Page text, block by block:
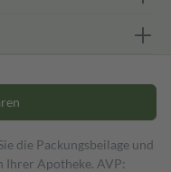
die Packungsbeilage und
Ihrer Apotheke. AVP: